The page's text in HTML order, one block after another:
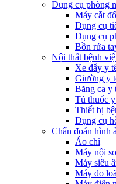
Dụng cụ phòng
Máy cắt
Dụng cụ
Dụng cụ
Bồn rửa
Nội thất bệnh
Xe đẩy y
Giường y
Băng ca y
Tủ thuốc
Thiết bị
Dụng cụ
Chẩn đoán hình
Áo chì
Máy nội
Máy siêu
Máy đo